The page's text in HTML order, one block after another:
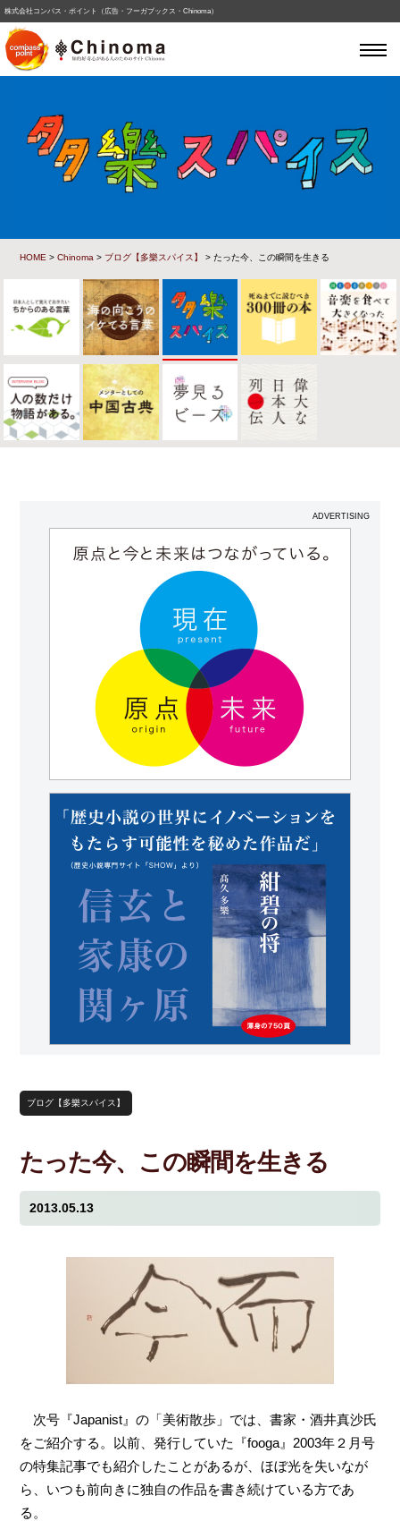
株式会社コンパス・ポイント（広告・フーガブックス・Chinoma）
HOME >Chinoma > ブログ【多樂スパイス】 > たった今、この瞬間を生きる
ADVERTISING
ブログ【多樂スパイス】
たった今、この瞬間を生きる
2013.05.13
次号『Japanist』の「美術散歩」では、書家・酒井真沙氏
をご紹介する。以前、発行していた『fooga』2003年２月号
の特集記事でも紹介したことがあるが、ほぼ光を失いなが
ら、いつも前向きに独自の作品を書き続けている方であ
る。